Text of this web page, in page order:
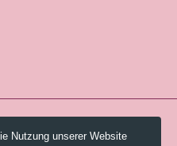
Zürich.
Nutzung unserer Website